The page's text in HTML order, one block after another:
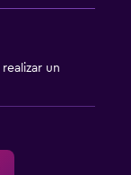
realizar un